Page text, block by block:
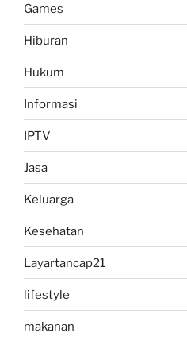
Games
Hiburan
Hukum
Informasi
IPTV
Jasa
Keluarga
Kesehatan
Layartancap21
lifestyle
makanan